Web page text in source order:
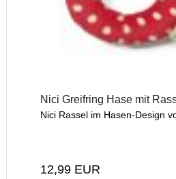
Nici Greifring Hase mit
Nici Rassel im Hasen-Design
12,99 EUR